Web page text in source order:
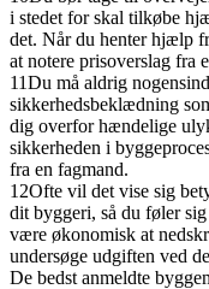
i stedet for skal tilkøbe
det. Når du henter hjælp
at notere prisoverslag fra
11Du må aldrig
sikkerhedsbeklædning
dig overfor hændelige
sikkerheden i
fra en fagmand.
12Ofte vil det vise sig
dit byggeri, så du føler
være økonomisk at
undersøge udgiften ved
De bedst anmeldte